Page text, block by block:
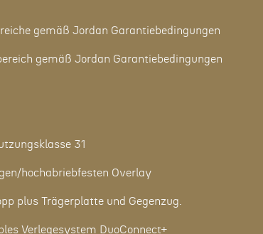
gemäß Jordan Garantiebedingungen
gemäß Jordan Garantiebedingungen
31
hochabriebfesten Overlay
plus Trägerplatte und Gegenzug.
Verlegesystem DuoConnect+